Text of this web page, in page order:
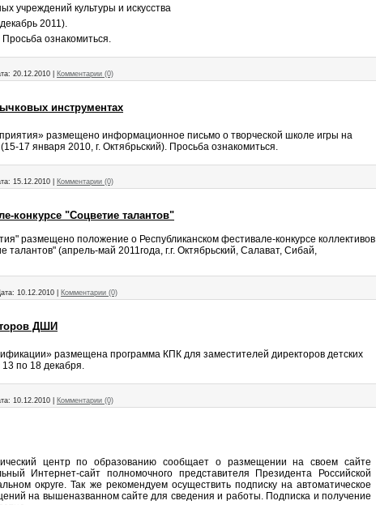
учреждений культуры и искусства
2011).
ознакомиться.
20.12.2010 Комментарии (0)
инструментах
размещено информационное письмо о творческой школе игры на
17 января 2010, г. Октябрьский). Просьба ознакомиться.
15.12.2010 Комментарии (0)
конкурсе "Соцветие талантов"
размещено положение о Республиканском фестивале-конкурсе коллективов
талантов" (апрель-май 2011года, г.г. Октябрьский, Салават, Сибай,
10.12.2010 Комментарии (0)
ДШИ
размещена программа КПК для заместителей директоров детских
13 по 18 декабря.
10.12.2010 Комментарии (0)
центр по образованию сообщает о размещении на своем сайте
Интернет-сайт полномочного представителя Президента Российской
округе. Так же рекомендуем осуществить подписку на автоматическое
на вышеназванном сайте для сведения и работы. Подписка и получение